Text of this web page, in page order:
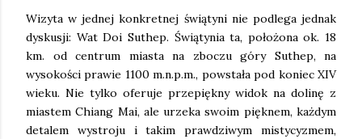
Wizyta w jednej konkretnej świątyni nie podlega jednak
dyskusji: Wat Doi Suthep. Świątynia ta, położona ok. 18
km. od centrum miasta na zboczu góry Suthep, na
wysokości prawie 1100 m.n.p.m., powstała pod koniec XIV
wieku. Nie tylko oferuje przepiękny widok na dolinę z
miastem Chiang Mai, ale urzeka swoim pięknem, każdym
detalem wystroju i takim prawdziwym mistycyzmem,